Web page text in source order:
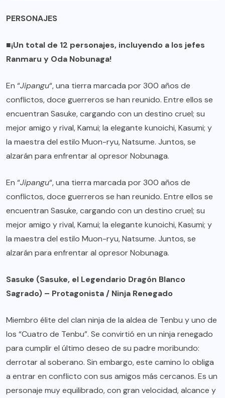
PERSONAJES
■¡Un total de 12 personajes, incluyendo a los jefes
Ranmaru y Oda Nobunaga!
En “Jipangu“, una tierra marcada por 300 años de
conflictos, doce guerreros se han reunido. Entre ellos se
encuentran Sasuke, cargando con un destino cruel; su
mejor amigo y rival, Kamui; la elegante kunoichi, Kasumi; y
la maestra del estilo Muon-ryu, Natsume. Juntos, se
alzarán para enfrentar al opresor Nobunaga.
En “Jipangu“, una tierra marcada por 300 años de
conflictos, doce guerreros se han reunido. Entre ellos se
encuentran Sasuke, cargando con un destino cruel; su
mejor amigo y rival, Kamui; la elegante kunoichi, Kasumi; y
la maestra del estilo Muon-ryu, Natsume. Juntos, se
alzarán para enfrentar al opresor Nobunaga.
Sasuke (Sasuke, el Legendario Dragón Blanco
Sagrado) – Protagonista / Ninja Renegado
Miembro élite del clan ninja de la aldea de Tenbu y uno de
los “Cuatro de Tenbu”. Se convirtió en un ninja renegado
para cumplir el último deseo de su padre moribundo:
derrotar al soberano. Sin embargo, este camino lo obliga
a entrar en conflicto con sus amigos más cercanos. Es un
personaje muy equilibrado, con gran velocidad, alcance y